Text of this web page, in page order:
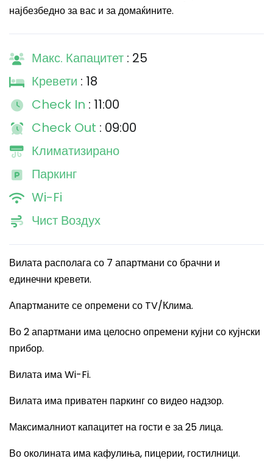
најбезбедно за вас и за домаќините.
Макс. Капацитет : 25
Кревети : 18
Check In : 11:00
Check Out : 09:00
Климатизирано
Паркинг
Wi-Fi
Чист Воздух
Вилата располага со 7 апартмани со брачни и
единечни кревети.
Апартманите се опремени со TV/Клима.
Во 2 апартмани има целосно опремени кујни со кујнски
прибор.
Вилата имаWi-Fi.
Вилата има приватен паркинг со видео надзор.
Максималниот капацитет на гости е за 25 лица.
Во околината има кафулиња, пицерии, гостилници.